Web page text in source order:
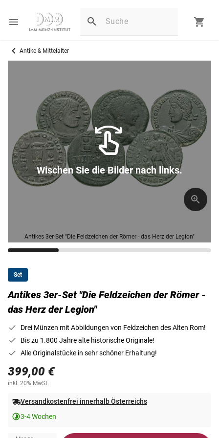
Antike & Mittelalter
Antikes 3er-Set "Die Feldzeichen der Römer - das Herz der Legion"
Wischen Sie die Bilder nach links.
Set
Antikes 3er-Set "Die Feldzeichen der Römer -
das Herz der Legion"
Drei Münzen mit Abbildungen von Feldzeichen des Alten Rom!
Bis zu 1.800 Jahre alte historische Originale!
Alle Originalstücke in sehr schöner Erhaltung!
399,00 €
inkl. 20% MwSt.
Versandkostenfrei innerhalb Österreichs
3-4 Wochen